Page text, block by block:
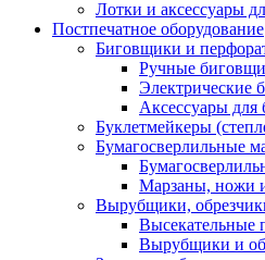
Лотки и аксессуары
Постпечатное оборудование
Биговщики и
Ручные
Электрические
Аксессуары для
Буклетмейкеры
Бумагосверлильные
Марзаны, ножи
Вырубщики,
Высекательные
Вырубщики и